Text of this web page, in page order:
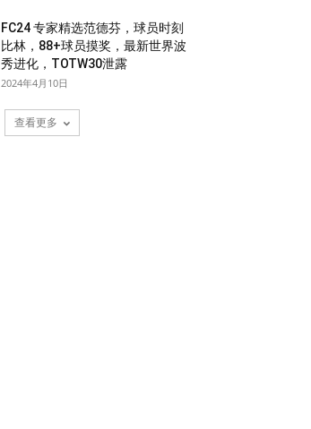
FC24 专家精选范德芬，球员时刻
比林，88+球员摸奖，最新世界波
秀进化，TOTW30泄露
2024年4月10日
查看更多